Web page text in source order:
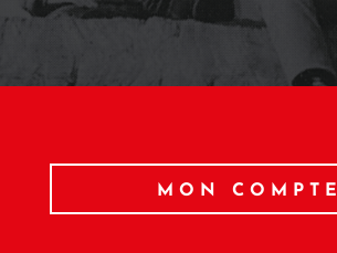
MON COMPTE